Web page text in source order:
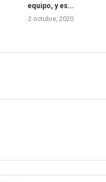
equipo, y es...
2 octubre, 2020